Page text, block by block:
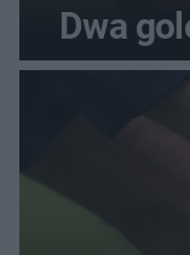
Dwa